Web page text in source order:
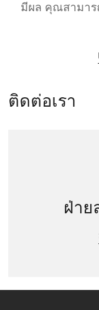
มีผล คุณสามาร
ติดต่อเรา
ฝ่า